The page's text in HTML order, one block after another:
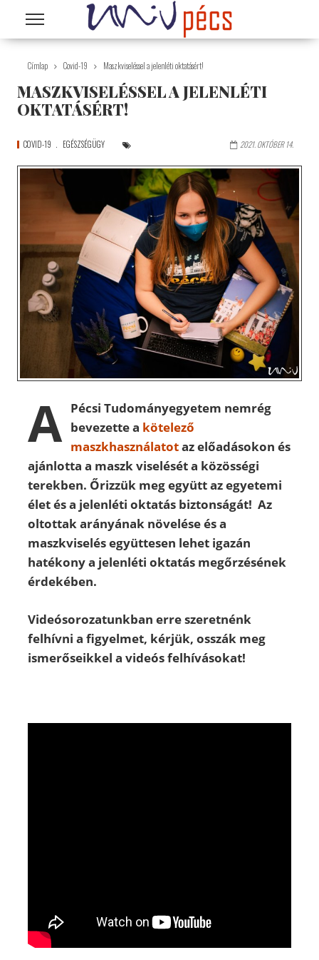
Ugrás a tartalomra
Címlap Covid-19 Maszkviseléssel a jelenléti oktatásért!
MASZKVISELÉSSEL A JELENLÉTI
OKTATÁSÉRT!
COVID-19 EGÉSZSÉGÜGY 2021. OKTÓBER 14.
A Pécsi Tudományegyetem nemrég
bevezette a kötelező
maszkhasználatotaz előadásokon és
ajánlotta a maszk viselését a közösségi
terekben. Őrizzük meg együtt az egyetemi
élet és a jelenléti oktatás biztonságát! Az
oltottak arányának növelése és a
maszkviselés együttesen lehet igazán
hatékony a jelenléti oktatás megőrzésének
érdekében.
Videósorozatunkban erre szeretnénk
felhívni a figyelmet, kérjük, osszák meg
ismerőseikkel a videós felhívásokat!